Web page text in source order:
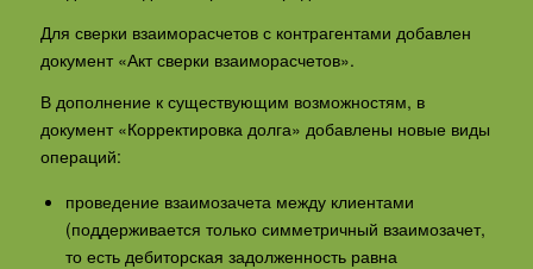
Для сверки взаиморасчетов с контрагентами добавлен
документ «Акт сверки взаиморасчетов».
В дополнение к существующим возможностям, в
документ «Корректировка долга» добавлены новые виды
операций:
проведение взаимозачета между клиентами
(поддерживается только симметричный взаимозачет,
то есть дебиторская задолженность равна